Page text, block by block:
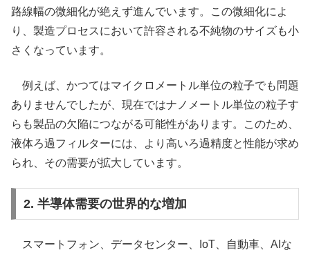
路線幅の微細化が絶えず進んでいます。この微細化によ
り、製造プロセスにおいて許容される不純物のサイズも小
さくなっています。
例えば、かつてはマイクロメートル単位の粒子でも問題
ありませんでしたが、現在ではナノメートル単位の粒子す
らも製品の欠陥につながる可能性があります。このため、
液体ろ過フィルターには、より高いろ過精度と性能が求め
られ、その需要が拡大しています。
2. 半導体需要の世界的な増加
スマートフォン、データセンター、IoT、自動車、AIな